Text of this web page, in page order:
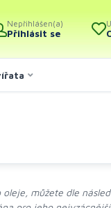
Nepřihlášen(a)
Přihlásit se
můžete dle